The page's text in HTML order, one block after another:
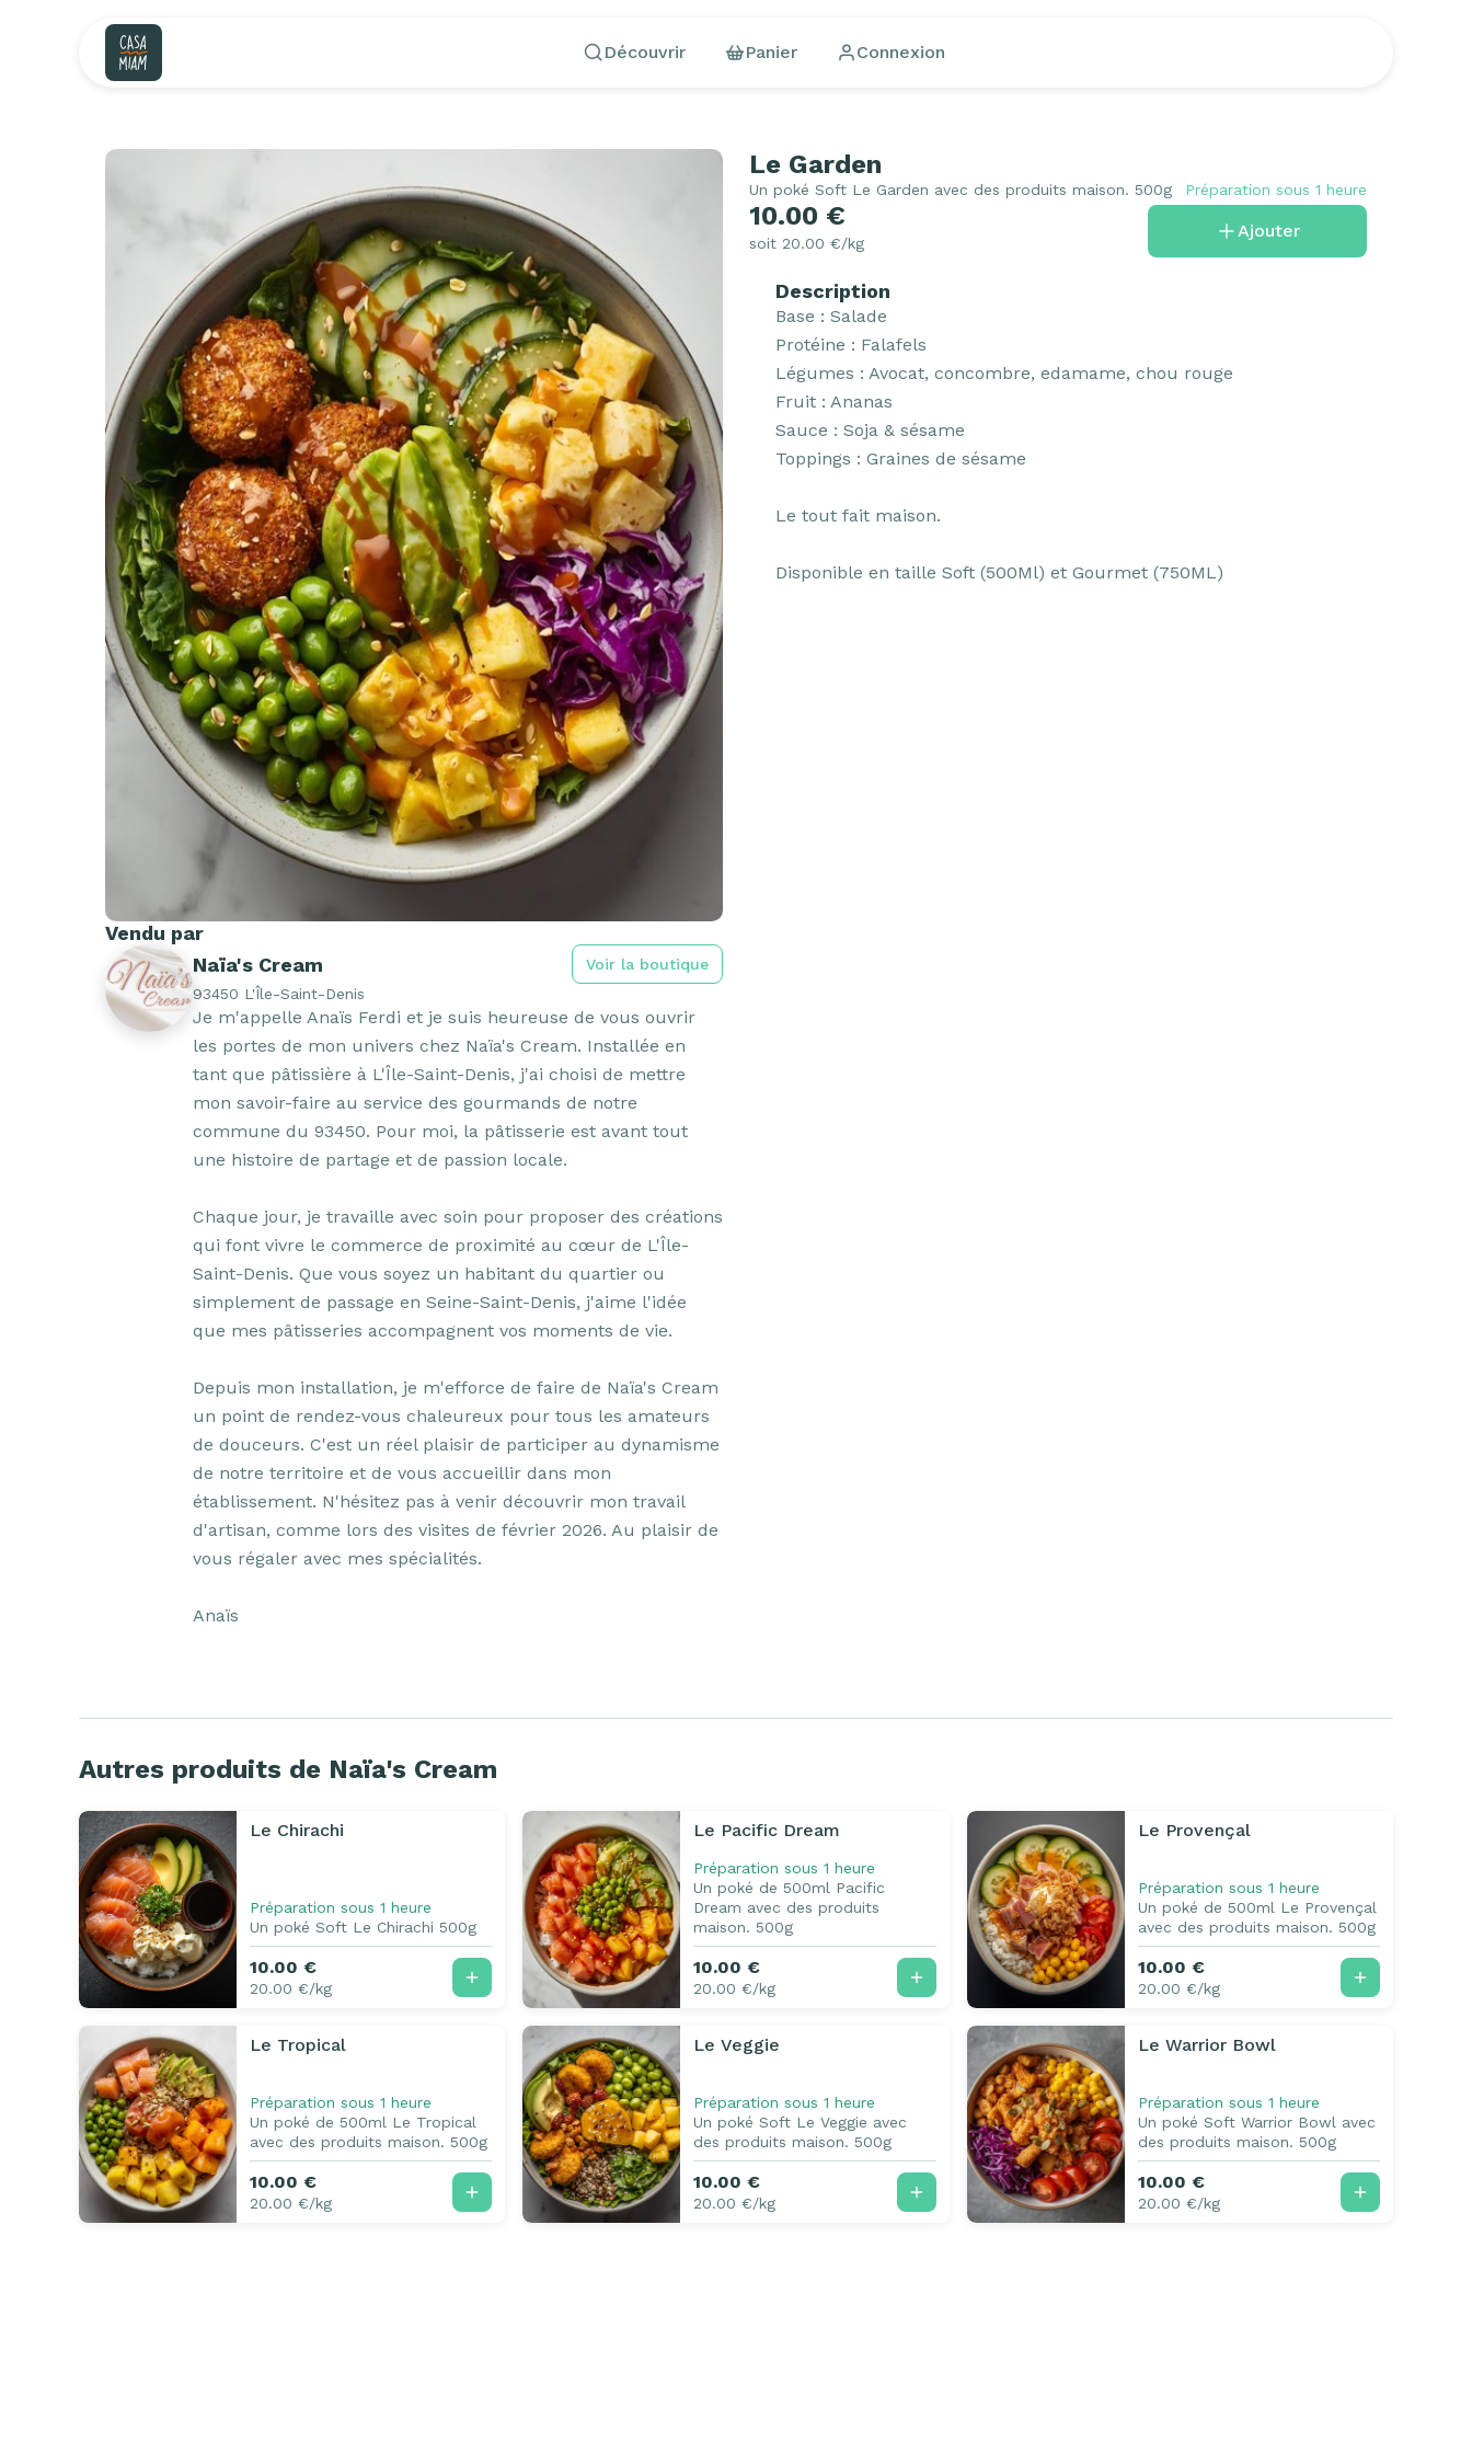
Découvrir Panier Connexion
Vendu par
Naïa's Cream
Voir la boutique
93450 L'Île-Saint-Denis
Je m'appelle Anaïs Ferdi et je suis heureuse de vous ouvrir
les portes de mon univers chez Naïa's Cream. Installée en
tant que pâtissière à L'Île-Saint-Denis, j'ai choisi de mettre
mon savoir-faire au service des gourmands de notre
commune du 93450. Pour moi, la pâtisserie est avant tout
une histoire de partage et de passion locale.
Chaque jour, je travaille avec soin pour proposer des créations
qui font vivre le commerce de proximité au cœur de L'Île-
Saint-Denis. Que vous soyez un habitant du quartier ou
simplement de passage en Seine-Saint-Denis, j'aime l'idée
que mes pâtisseries accompagnent vos moments de vie.
Depuis mon installation, je m'efforce de faire de Naïa's Cream
un point de rendez-vous chaleureux pour tous les amateurs
de douceurs. C'est un réel plaisir de participer au dynamisme
de notre territoire et de vous accueillir dans mon
établissement. N'hésitez pas à venir découvrir mon travail
d'artisan, comme lors des visites de février 2026. Au plaisir de
vous régaler avec mes spécialités.
Anaïs
Le Garden
Un poké Soft Le Garden avec des produits maison. 500g Préparation sous 1 heure
10.00 €
soit 20.00 €/kg
Ajouter
Description
Base : Salade
Protéine : Falafels
Légumes : Avocat, concombre, edamame, chou rouge
Fruit : Ananas
Sauce : Soja & sésame
Toppings : Graines de sésame
Le tout fait maison.
Disponible en taille Soft (500Ml) et Gourmet (750ML)
Autres produits de Naïa's Cream
Le Chirachi
Préparation sous 1 heure
Un poké Soft Le Chirachi 500g
10.00 €
20.00 €/kg
Le Pacific Dream
Préparation sous 1 heure
Un poké de 500ml Pacific
Dream avec des produits
maison. 500g
10.00 €
20.00 €/kg
Le Provençal
Préparation sous 1 heure
Un poké de 500ml Le Provençal
avec des produits maison. 500g
10.00 €
20.00 €/kg
Le Tropical
Préparation sous 1 heure
Un poké de 500ml Le Tropical
avec des produits maison. 500g
10.00 €
20.00 €/kg
Le Veggie
Préparation sous 1 heure
Un poké Soft Le Veggie avec
des produits maison. 500g
10.00 €
20.00 €/kg
Le Warrior Bowl
Préparation sous 1 heure
Un poké Soft Warrior Bowl avec
des produits maison. 500g
10.00 €
20.00 €/kg